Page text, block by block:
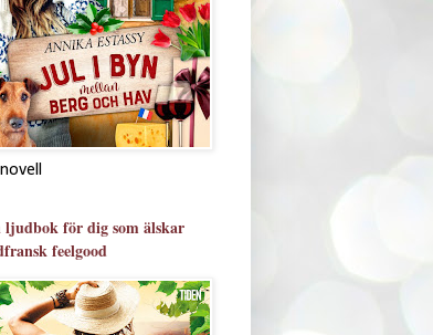
ljudbok för dig som älskar
feelgood